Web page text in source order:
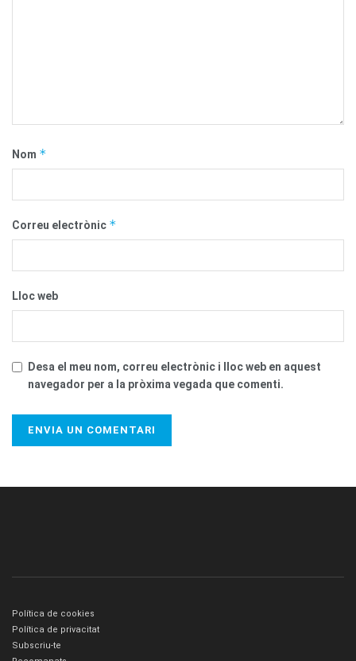
Nom *
Correu electrònic *
Lloc web
Desa el meu nom, correu electrònic i lloc web en aquest
navegador per a la pròxima vegada que comenti.
Política de cookies
Política de privacitat
Subscriu-te